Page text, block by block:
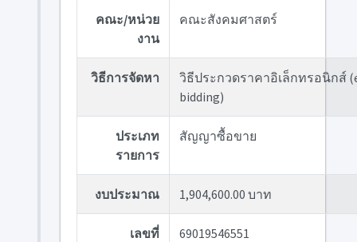
คณะ/หน่วย
งาน
คณะสังคมศาสตร์
วิธีการจัดหา
วิธีประกวดราคาอิเล็กทรอนิกส์
bidding)
ประเภท
รายการ
สัญญาซื้อขาย
งบประมาณ 1,904,600.00 บาท
เลขที่
69019546551